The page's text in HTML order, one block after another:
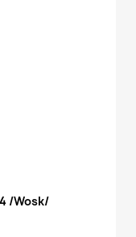
/Wosk/